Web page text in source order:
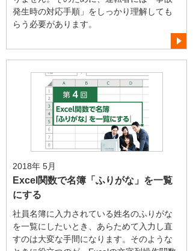
発生時の対応手順」をしっかり理解しても
らう必要があります。
2018年 5月
Excel関数で名簿「ふりがな」を一覧
にする
社員名簿に入力されている姓名のふりがな
を一覧にしたいとき、あらためて入力し直
すのは大変な手間になります。そのような